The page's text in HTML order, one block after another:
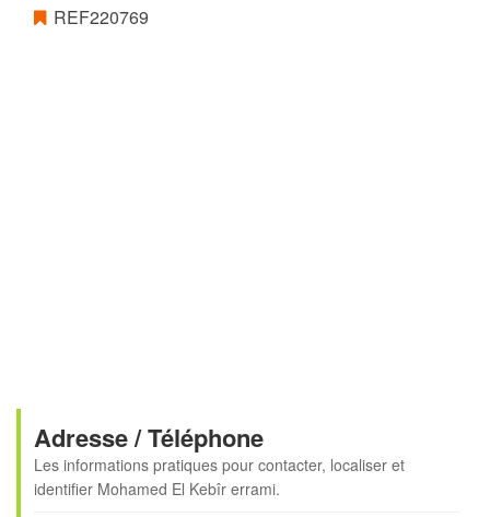
REF220769
Adresse / Téléphone
Les informations pratiques pour contacter, localiser et
identifier Mohamed El Kebîr errami.